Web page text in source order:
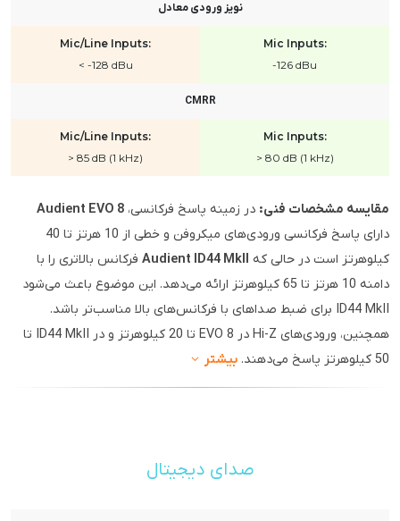
نویز ورودی معادل
Mic Inputs:
-126 dBu
Mic/Line Inputs:
< -128 dBu
CMRR
Mic Inputs:
> 80 dB (1 kHz)
Mic/Line Inputs:
> 85 dB (1 kHz)
مقایسه مشخصات فنی: در زمینه پاسخ فرکانسی، Audient EVO 8
دارای پاسخ فرکانسی ورودی‌های میکروفن و خطی از 10 هرتز تا 40
کیلوهرتز است در حالی که Audient ID44 MkII فرکانس بالاتری را با
دامنه 10 هرتز تا 65 کیلوهرتز ارائه می‌دهد. این موضوع باعث می‌شود
ID44 MkII برای ضبط صداهای با فرکانس‌های بالا مناسب‌تر باشد.
همچنین، ورودی‌های Hi-Z در EVO 8 تا 20 کیلوهرتز و در ID44 MkII تا
50 کیلوهرتز پاسخ می‌دهند.
بیشتر
صدای دیجیتال